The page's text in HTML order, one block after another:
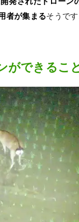
者が集まるそうです
ができるこ